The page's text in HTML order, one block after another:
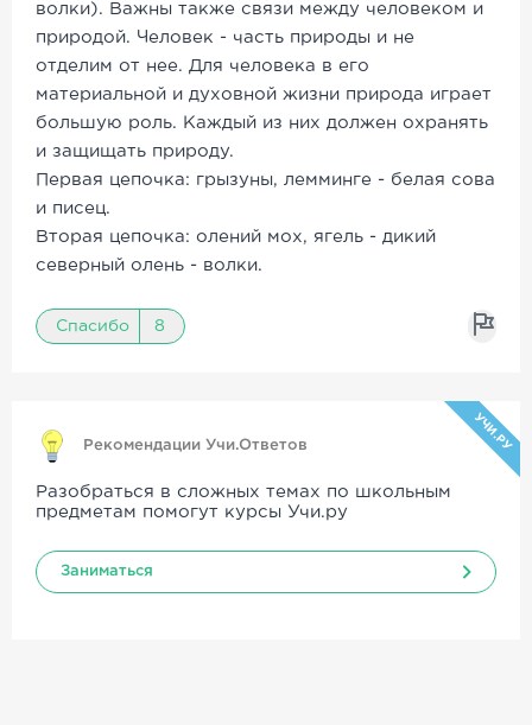
волки). Важны также связи между человеком и
природой. Человек - часть природы и не
отделим от нее. Для человека в его
материальной и духовной жизни природа играет
большую роль. Каждый из них должен охранять
и защищать природу.
Первая цепочка: грызуны, лемминге - белая сова
и писец.
Вторая цепочка: олений мох, ягель - дикий
северный олень - волки.
Спасибо 8
Рекомендации Учи.Ответов УЧИ.РУ
Разобраться в сложных темах по школьным
предметам помогут курсы Учи.ру
Заниматься